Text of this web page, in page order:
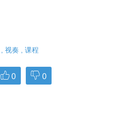
视奏 课程
0 0